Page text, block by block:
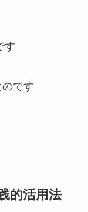
す
です
的活用法